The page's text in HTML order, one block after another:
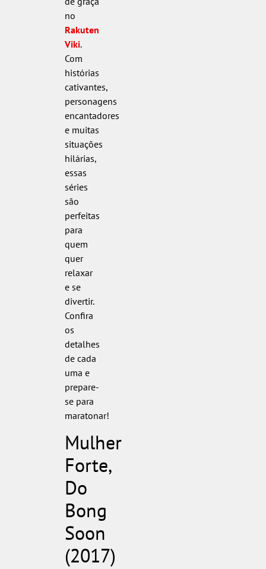
no
Rakuten
Viki.
Com
histórias
cativantes,
personagens
encantadores
e muitas
situações
hilárias,
essas
séries
são
perfeitas
para
quem
quer
relaxar
e se
divertir.
Confira
os
detalhes
de cada
uma e
prepare-
se para
maratonar!
Mulher
Forte,
Do
Bong
Soon
(2017)